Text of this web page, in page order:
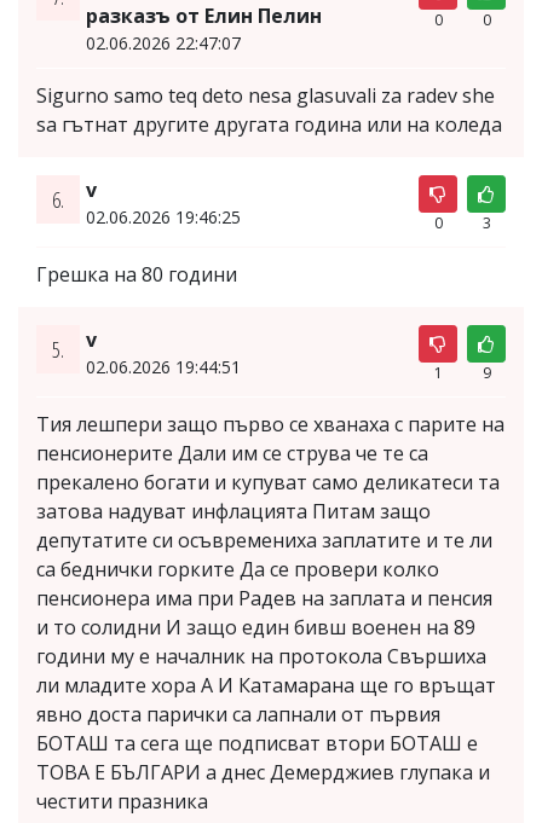
разказъ от Елин Пелин
02.06.2026 22:47:07
0 0
Sigurno samo teq deto nesa glasuvali za radev she
sa гътнат другите другата година или на коледа
6. v
02.06.2026 19:46:25 0 3
Грешка на 80 години
5. v
02.06.2026 19:44:51 1 9
Тия лешпери защо първо се хванаха с парите на
пенсионерите Дали им се струва че те са
прекалено богати и купуват само деликатеси та
затова надуват инфлацията Питам защо
депутатите си осъвремениха заплатите и те ли
са беднички горките Да се провери колко
пенсионера има при Радев на заплата и пенсия
и то солидни И защо един бивш военен на 89
години му е началник на протокола Свършиха
ли младите хора А И Катамарана ще го връщат
явно доста парички са лапнали от първия
БОТАШ та сега ще подписват втори БОТАШ е
ТОВА Е БЪЛГАРИ а днес Демерджиев глупака и
честити празника